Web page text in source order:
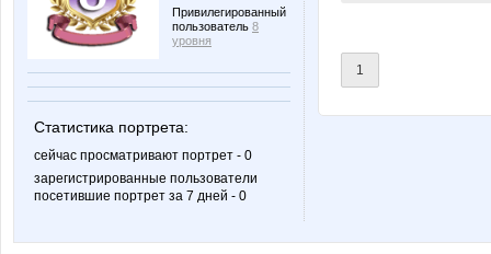
Привилегированный
пользователь 8
уровня
Статистика портрета:
сейчас просматривают портрет - 0
зарегистрированные пользователи
посетившие портрет за 7 дней - 0
1